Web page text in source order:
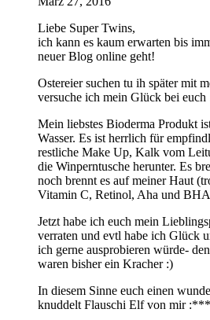
Liebe Super Twins,
ich kann es kaum erwarten bis
neuer Blog online geht!
Ostereier suchen tu ih später mit
versuche ich mein Glück bei euch
Mein liebstes Bioderma Produkt
Wasser. Es ist herrlich für
restliche Make Up, Kalk vom
die Winperntusche herunter. Es
noch brennt es auf meiner Haut
Vitamin C, Retinol, Aha und
Jetzt habe ich euch mein
verraten und evtl habe ich Glück
ich gerne ausprobieren würde-
waren bisher ein Kracher :)
In diesem Sinne euch einen
knuddelt Flauschi Elf von mir